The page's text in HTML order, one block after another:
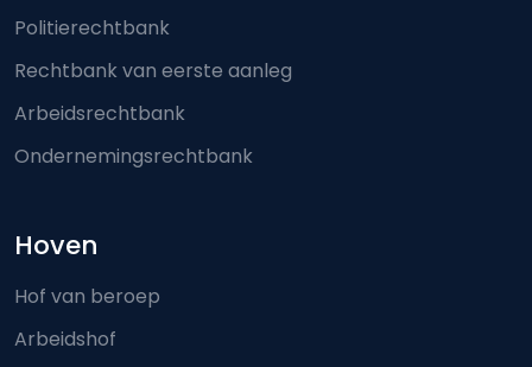
Politierechtbank
Rechtbank van eerste aanleg
Arbeidsrechtbank
Ondernemingsrechtbank
Hoven
Hof van beroep
Arbeidshof